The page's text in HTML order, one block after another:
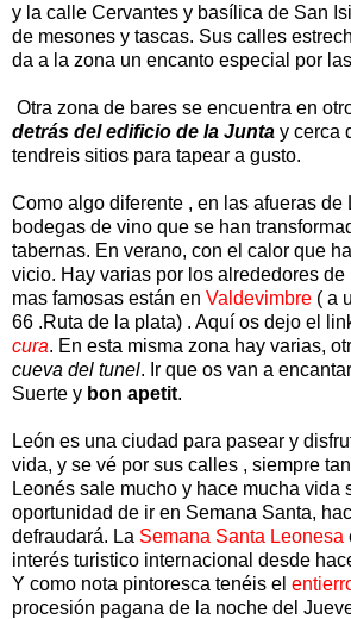
y la calle Cervantes y basílica de San
de mesones y tascas. Sus calles
da a la zona un encanto especial por
Otra zona de bares se encuentra en
detrás del edificio de la Junta y cerca
tendreis sitios para tapear a gusto.
Como algo diferente , en las afueras de
bodegas de vino que se han
tabernas. En verano, con el calor que
vicio. Hay varias por los alrededores
mas famosas están en Valdevimbre ( a
66 .Ruta de la plata) . Aquí os dejo el
cura. En esta misma zona hay varias,
cueva del tunel. Ir que os van a encantar
Suerte y bon apetit.
León es una ciudad para pasear y
vida, y se vé por sus calles , siempre
Leonés sale mucho y hace mucha vida
oportunidad de ir en Semana Santa,
defraudará. La Semana Santa Leonesa
interés turistico internacional desde
Y como nota pintoresca tenéis el
procesión pagana de la noche del